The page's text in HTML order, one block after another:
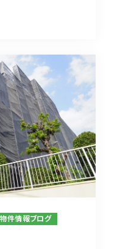
件情報ブログ